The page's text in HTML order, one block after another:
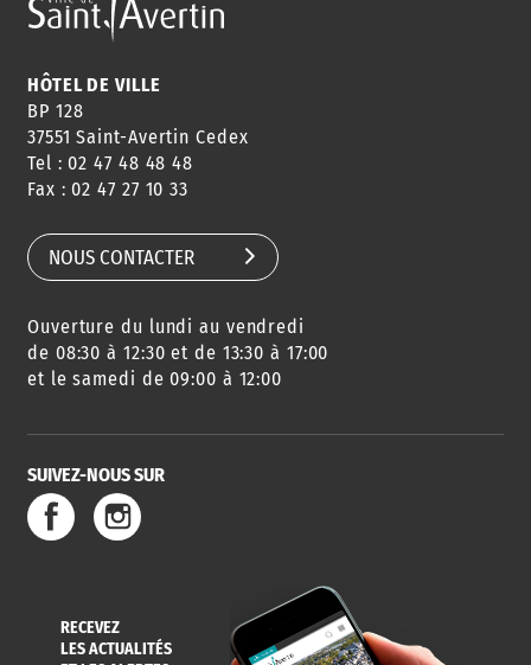
HÔTEL DE VILLE
BP 128
37551 Saint-Avertin Cedex
Tel : 02 47 48 48 48
Fax : 02 47 27 10 33
NOUS CONTACTER
Ouverture du lundi au vendredi
de 08:30 à 12:30 et de 13:30 à 17:00
et le samedi de 09:00 à 12:00
SUIVEZ-NOUS SUR
RECEVEZ
LES ACTUALITÉS